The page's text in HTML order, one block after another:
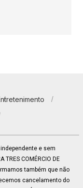
independente e sem
COMÉRCIO DE
também que não
cancelamento do